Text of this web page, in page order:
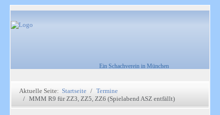
Ein Schachverein in München
Aktuelle Seite: Startseite
Termine
MMM R9 für ZZ3, ZZ5, ZZ6 (Spielabend ASZ entfällt)